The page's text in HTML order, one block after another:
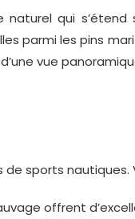
qui s’étend
parmi les pins
vue
sports nautiques.
offrent